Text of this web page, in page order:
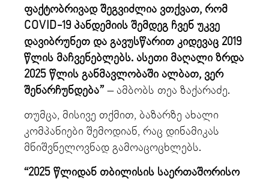
ფაქტობრივად შეგვიძლია ვთქვათ, რომ
COVID-19 პანდემიის შემდეგ ჩვენ უკვე
დავიბრუნეთ და გავუსწარით კიდევაც 2019
წლის მაჩვენებლებს. ასეთი მაღალი ზრდა
2025 წლის განმავლობაში ალბათ, ვერ
შენარჩუნდება”– ამბობს თეა ზაქარაძე.
თუმცა, მისივე თქმით, ბაზარზე ახალი
კომპანიები შემოდიან, რაც დინამიკას
მნიშვნელოვნად გამოაცოცხლებს.
“2025 წლიდან თბილისის საერთაშორისო